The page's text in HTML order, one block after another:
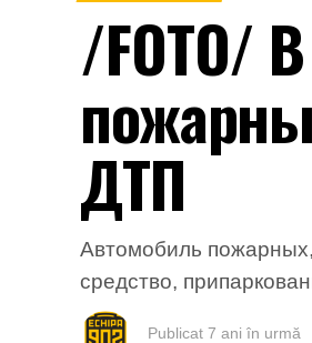
/FOTO/
ДТП
Автомобиль
средство,
Publicat 7 ani în urmă